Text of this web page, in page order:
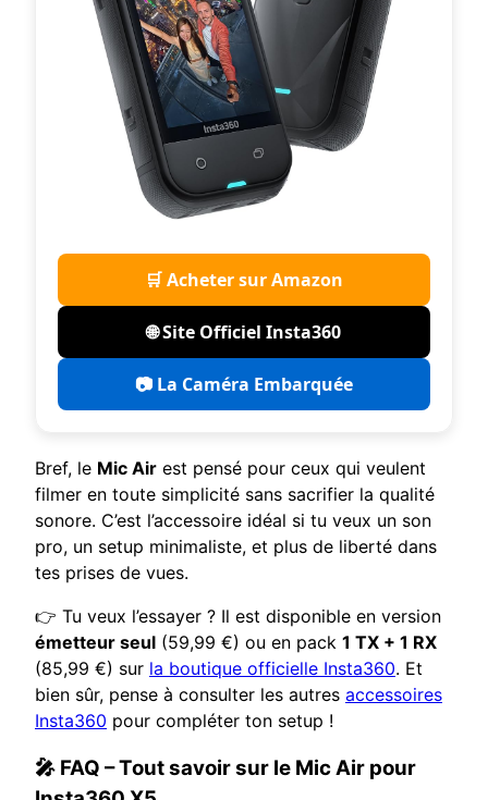
🛒 Acheter sur Amazon
🌐 Site Officiel Insta360
📷 La Caméra Embarquée
Bref, le Mic Air est pensé pour ceux qui veulent
filmer en toute simplicité sans sacrifier la qualité
sonore. C’est l’accessoire idéal si tu veux un son
pro, un setup minimaliste, et plus de liberté dans
tes prises de vues.
👉 Tu veux l’essayer ? Il est disponible en version
émetteur seul (59,99 €) ou en pack 1 TX + 1 RX
(85,99 €) sur la boutique officielle Insta360. Et
bien sûr, pense à consulter les autres accessoires
Insta360 pour compléter ton setup !
🎤 FAQ – Tout savoir sur le Mic Air pour